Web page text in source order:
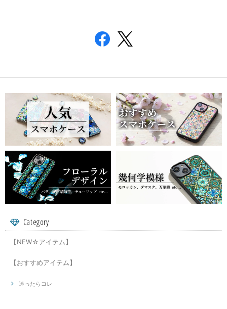
Category
【NEW☆アイテム】
【おすすめアイテム】
迷ったらコレ